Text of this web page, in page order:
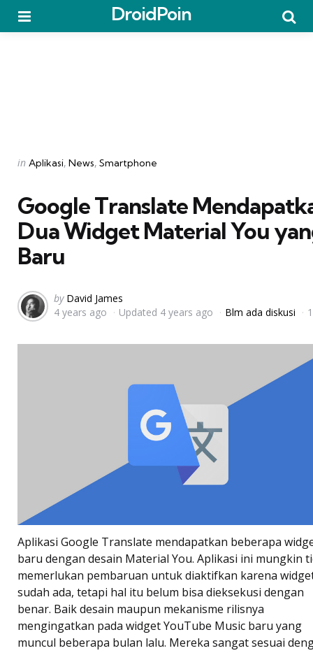
DroidPoin
Categories
Posted
in Aplikasi News Smartphone
Google Translate
Dua Widget Material You
Baru
Posted
by
by David James
4 years ago
Updated 4 years ago Blm ada diskusi
Aplikasi Google Translate mendapatkan beberapa
baru dengan desain Material You. Aplikasi ini mungkin
memerlukan pembaruan untuk diaktifkan karena
sudah ada, tetapi hal itu belum bisa dieksekusi dengan
benar. Baik desain maupun mekanisme rilisnya
mengingatkan pada widget YouTube Music baru yang
muncul beberapa bulan lalu. Mereka sangat sesuai